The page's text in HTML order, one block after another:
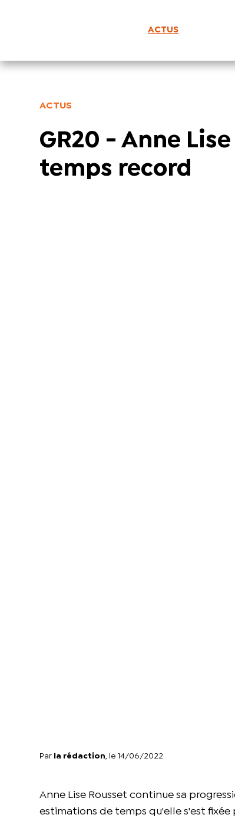
ACTUS
ACTUS
GR20 - Anne
temps record
Par la rédaction , le 14/06/2022
Anne Lise Rousset continue sa
estimations de temps qu'elle s'est fixée